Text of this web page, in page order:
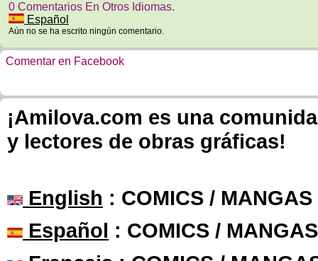
0 Comentarios En Otros Idiomas.
Español
Aún no se ha escrito ningún comentario.
Comentar en Facebook
¡Amilova.com es una
y lectores de obras gráficas!
English : COMICS /
Español : COMICS /